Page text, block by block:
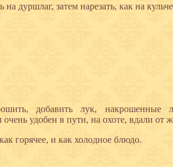
на дуршлаг, затем нарезать, как на
добавить лук,
удобен в пути, на охоте, вдали от
горячее, и как холодное блюдо.